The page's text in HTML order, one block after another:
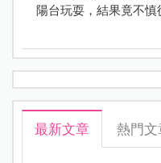
陽台玩耍，結果竟不
最新文章 熱門文